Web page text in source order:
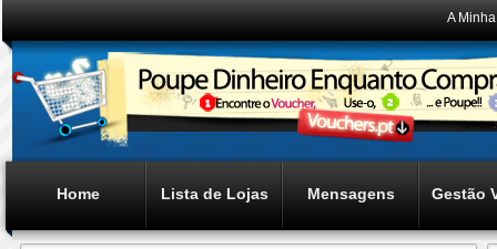
A
Home Lista de Lojas Mensagens Gestão